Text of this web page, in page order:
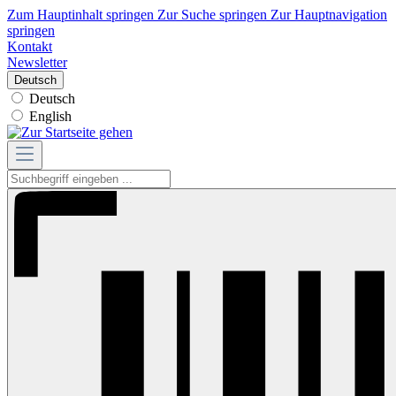
Zum Hauptinhalt springen Zur Suche springen Zur Hauptnavigation
springen
Kontakt
Newsletter
Deutsch
Deutsch
English